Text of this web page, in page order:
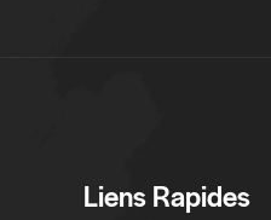
Liens Rapides